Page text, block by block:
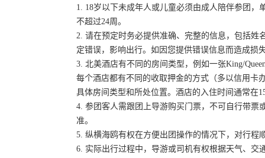
1. 18岁以下未成年人或儿童必须由成人陪伴参团
不超过24周。
2. 请在预定时务必提供准确、完整的信息，包括
定错误，影响出行。如因您提供错误信息而造成损
3. 北美酒店有不同的房间类型，例如一张King/
每个酒店都有不同的收取押金的方式（多以信用卡
具体房间类型和所处位置。酒店的入住时间通常在
4. 参团客人需跟团上导游购买门票，不可自行带票
准。
5. 纵横海鸥有权在方便出团操作的情况下，对行
6. 实际出行过程中，导游或司机有权根据天气、